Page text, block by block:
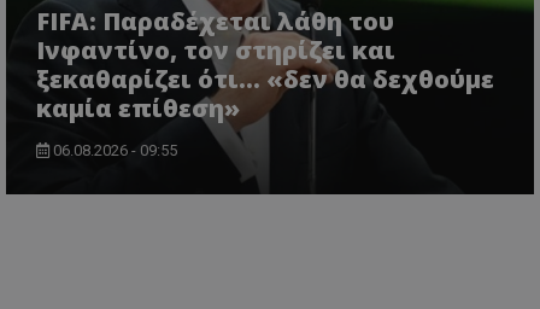
FIFA: Παραδέχεται λάθη του
Ινφαντίνο, τον στηρίζει και
ξεκαθαρίζει ότι... «δεν θα δεχθούμε
καμία επίθεση»
06.08.2026 - 09:55